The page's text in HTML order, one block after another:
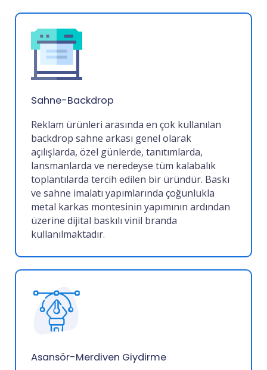
Sahne-Backdrop
Reklam ürünleri arasında en çok kullanılan
backdrop sahne arkası genel olarak
açılışlarda, özel günlerde, tanıtımlarda,
lansmanlarda ve neredeyse tüm kalabalık
toplantılarda tercih edilen bir üründür. Baskı
ve sahne imalatı yapımlarında çoğunlukla
metal karkas montesinin yapımının ardından
üzerine dijital baskılı vinil branda
kullanılmaktadır.
Asansör-Merdiven Giydirme